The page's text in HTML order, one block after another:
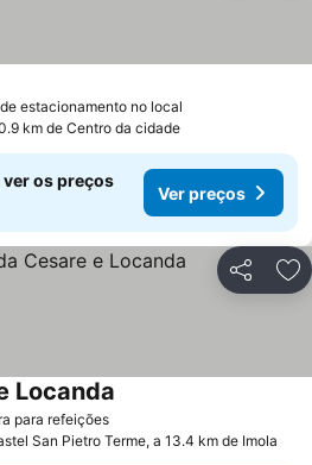
estacionamento no local
km de Centro da cidade
ver os preços
Ver preços
Partilhar
para refeições
Locanda
San Pietro Terme, a 13.4 km de Imola